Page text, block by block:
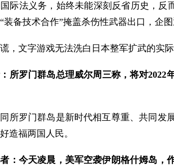
际法义务，始终未能深刻反省历史，反
装备技术合作”掩盖杀伤性武器出口，企
，文字游戏无法洗白日本整军扩武的实
所罗门群岛总理威尔周三称，将对
所罗门群岛是新时代相互尊重、共同发
造福两国人民。
：今天凌晨，美军空袭伊朗格什姆岛，